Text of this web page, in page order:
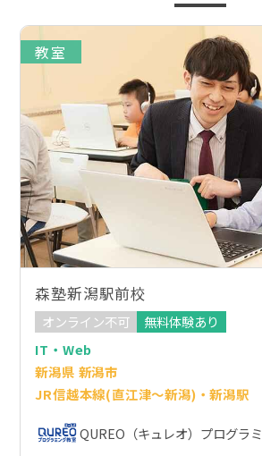
教室
森塾新潟駅前校
オンライン不可
無料体験あり
IT・Web
新潟県 新潟市
JR信越本線(直江津～新潟)・新潟駅
QUREO（キュレオ）プログラ